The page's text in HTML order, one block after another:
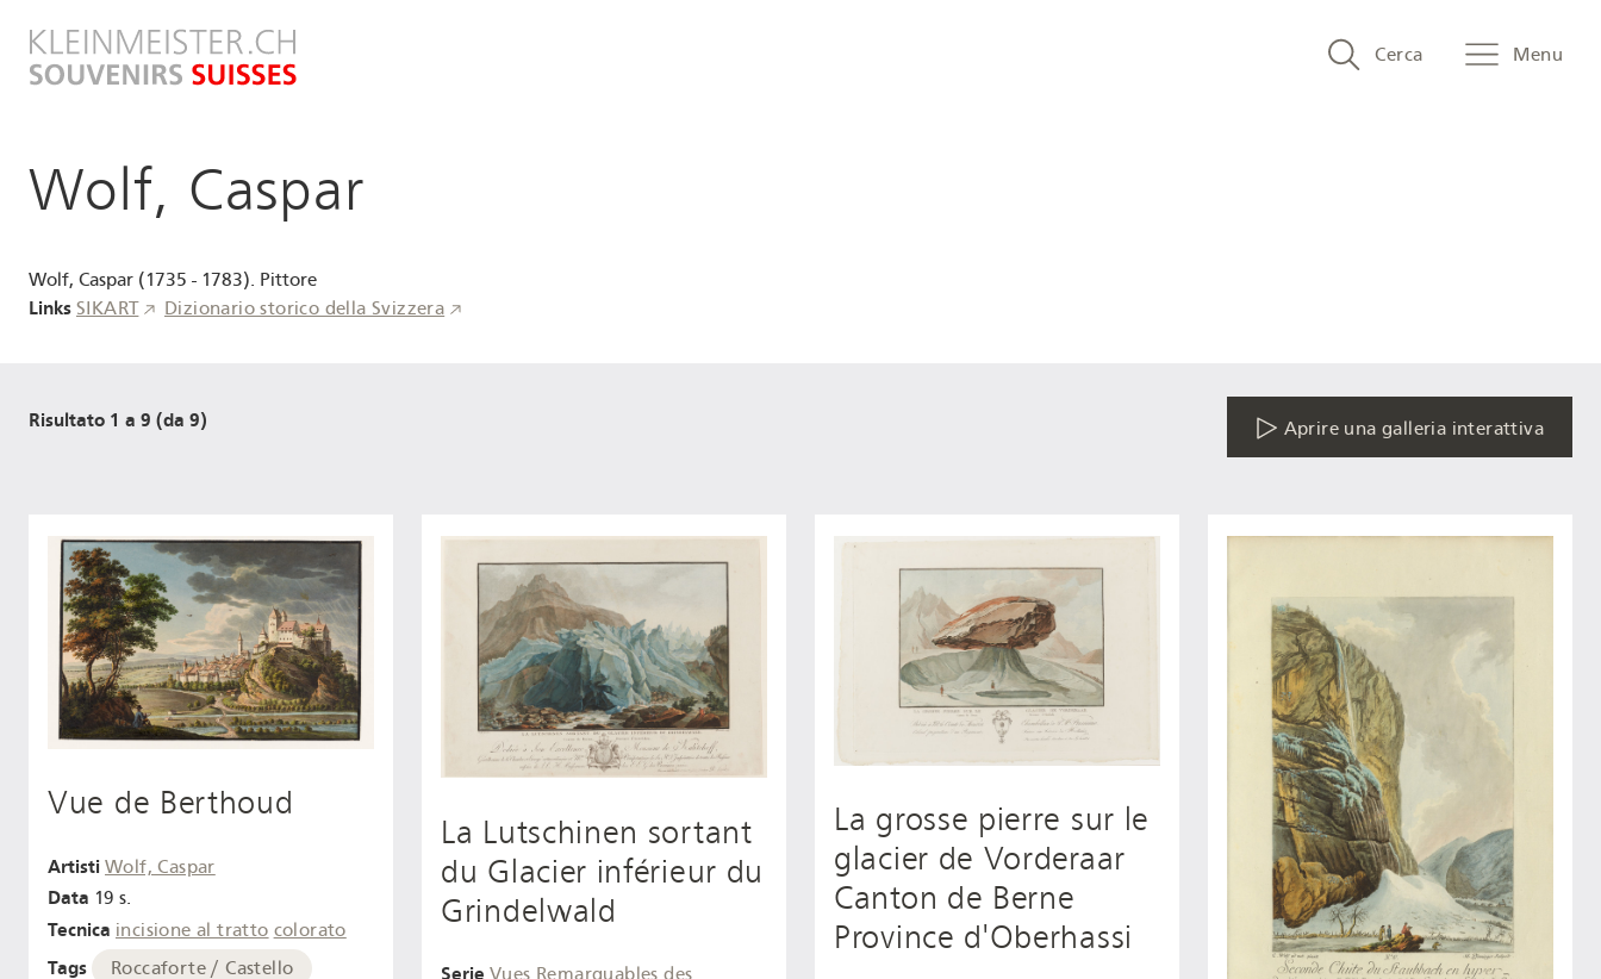
contenuto
principale
Search
Cerca Menu
Wolf, Caspar
Wolf, Caspar (1735 - 1783). Pittore
Links SIKART Dizionario storico della Svizzera
Risultato 1 a 9 (da 9) Aprire una galleria interattiva
Vue de Berthoud
Artisti Wolf, Caspar
Data 19 s.
Tecnica incisione al tratto colorato
Tags
Roccaforte / Castello
La Lutschinen sortant
du Glacier inférieur du
Grindelwald
Serie Vues Remarquables des
La grosse pierre sur le
glacier de Vorderaar
Canton de Berne
Province d'Oberhassi